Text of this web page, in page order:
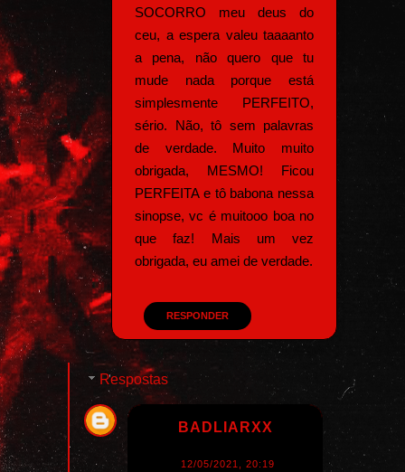
SOCORRO meu deus do
ceu, a espera valeu taaaanto
a pena, não quero que tu
mude nada porque está
simplesmente PERFEITO,
sério. Não, tô sem palavras
de verdade. Muito muito
obrigada, MESMO! Ficou
PERFEITA e tô babona nessa
sinopse, vc é muitooo boa no
que faz! Mais um vez
obrigada, eu amei de verdade.
RESPONDER
Respostas
BADLIARXX
12/05/2021, 20:19